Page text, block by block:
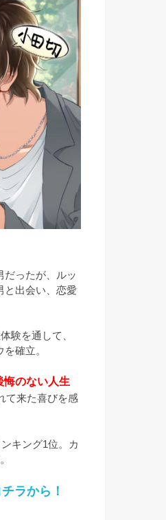
だったが、ルッ
と出会い、恋愛
験を通して、
確立。
悔のない人生
て来た喜びを感
キング1位。カ
ラから！